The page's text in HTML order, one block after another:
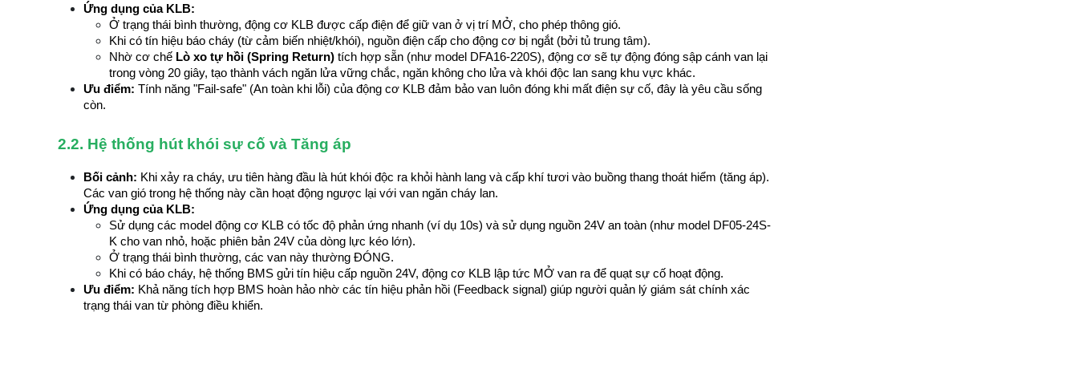
Ứng dụng của KLB:
Ở trạng thái bình thường, động cơ KLB được cấp điện để giữ van ở vị trí MỞ, cho phép thông gió.
Khi có tín hiệu báo cháy (từ cảm biến nhiệt/khói), nguồn điện cấp cho động cơ bị ngắt (bởi tủ trung tâm).
Nhờ cơ chế Lò xo tự hồi (Spring Return) tích hợp sẵn (như model DFA16-220S), động cơ sẽ tự động đóng sập cánh van lại
trong vòng 20 giây, tạo thành vách ngăn lửa vững chắc, ngăn không cho lửa và khói độc lan sang khu vực khác.
Ưu điểm: Tính năng "Fail-safe" (An toàn khi lỗi) của động cơ KLB đảm bảo van luôn đóng khi mất điện sự cố, đây là yêu cầu sống
còn.
2.2. Hệ thống hút khói sự cố và Tăng áp
Bối cảnh: Khi xảy ra cháy, ưu tiên hàng đầu là hút khói độc ra khỏi hành lang và cấp khí tươi vào buồng thang thoát hiểm (tăng áp).
Các van gió trong hệ thống này cần hoạt động ngược lại với van ngăn cháy lan.
Ứng dụng của KLB:
Sử dụng các model động cơ KLB có tốc độ phản ứng nhanh (ví dụ 10s) và sử dụng nguồn 24V an toàn (như model DF05-24S-
K cho van nhỏ, hoặc phiên bản 24V của dòng lực kéo lớn).
Ở trạng thái bình thường, các van này thường ĐÓNG.
Khi có báo cháy, hệ thống BMS gửi tín hiệu cấp nguồn 24V, động cơ KLB lập tức MỞ van ra để quạt sự cố hoạt động.
Ưu điểm: Khả năng tích hợp BMS hoàn hảo nhờ các tín hiệu phản hồi (Feedback signal) giúp người quản lý giám sát chính xác
trạng thái van từ phòng điều khiển.